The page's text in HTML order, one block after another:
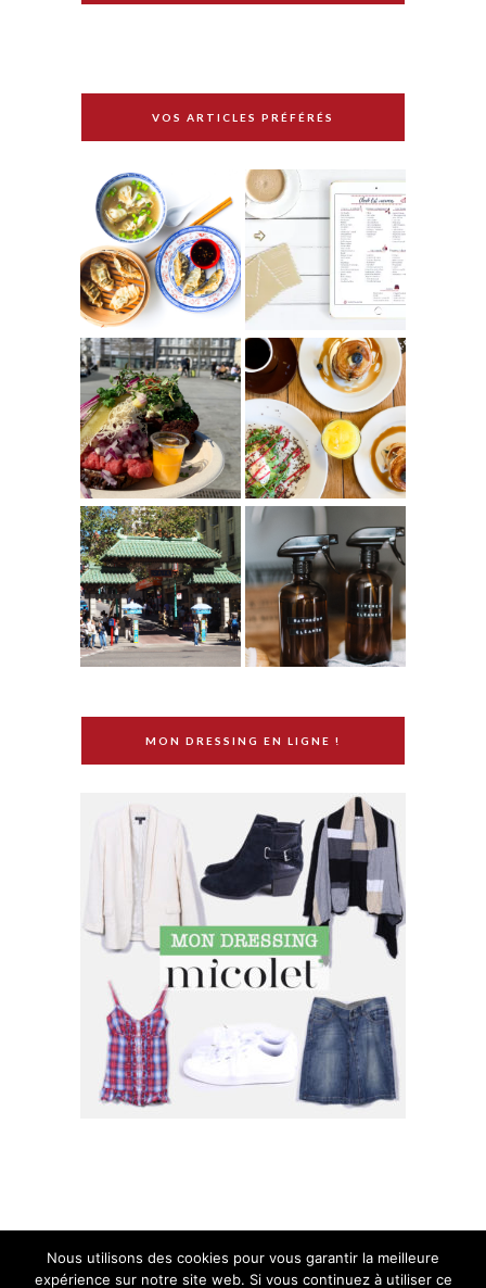
VOS ARTICLES PRÉFÉRÉS
MON DRESSING EN LIGNE !
Nous utilisons des cookies pour vous garantir la meilleure
expérience sur notre site web. Si vous continuez à utiliser ce